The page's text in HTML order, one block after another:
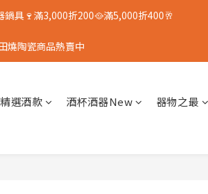
具🍷滿3,000折200🥘滿5,000折400🥂
燒陶瓷商品熱賣中
精選酒款 酒杯酒器New 器物之最